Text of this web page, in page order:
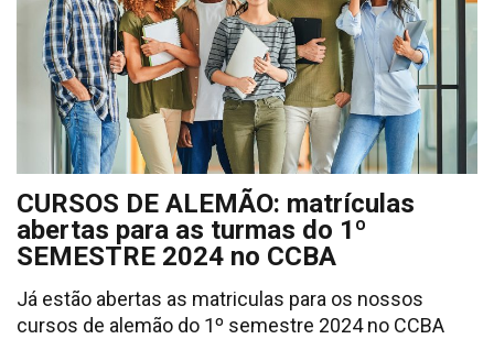
CURSOS DE ALEMÃO: matrículas
abertas para as turmas do 1º
SEMESTRE 2024 no CCBA
Já estão abertas as matriculas para os nossos
cursos de alemão do 1º semestre 2024 no CCBA